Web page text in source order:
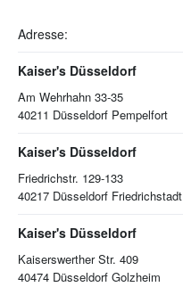
Adresse:
Kaiser's Düsseldorf
Am Wehrhahn 33-35
40211 Düsseldorf Pempelfort
Kaiser's Düsseldorf
Friedrichstr. 129-133
40217 Düsseldorf Friedrichstadt
Kaiser's Düsseldorf
Kaiserswerther Str. 409
40474 Düsseldorf Golzheim